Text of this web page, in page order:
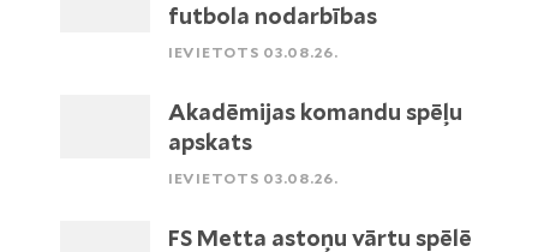
futbola nodarbības
IEVIETOTS 03.08.26.
Akadēmijas komandu spēļu
apskats
IEVIETOTS 03.08.26.
FS Metta astoņu vārtu spēlē